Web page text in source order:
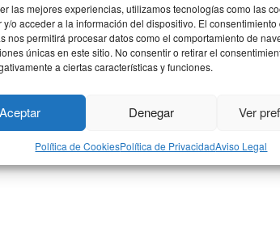
las mejores experiencias, utilizamos tecnologías como las
y/o acceder a la información del dispositivo. El consentimiento
nos permitirá procesar datos como el comportamiento de
únicas en este sitio. No consentir o retirar el
a ciertas características y funciones.
Aceptar Denegar Ver
Política de CookiesPolítica de PrivacidadAviso Legal
( el profesor soluciona las dudas con un
se explican los conceptos más
Meet.